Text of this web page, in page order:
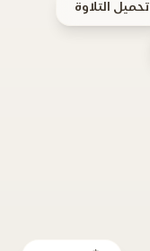
تحميل التلاوة